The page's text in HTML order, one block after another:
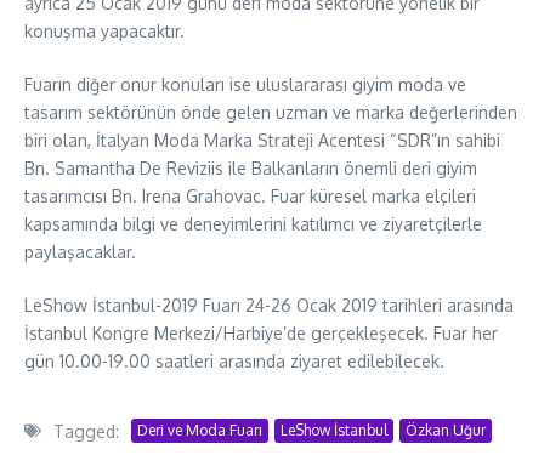
konuşma yapacaktır.
Fuarın diğer onur konuları ise uluslararası giyim moda ve
tasarım sektörünün önde gelen uzman ve marka değerlerinden
biri olan, İtalyan Moda Marka Strateji Acentesi “SDR”ın sahibi
Bn. Samantha De Reviziis ile Balkanların önemli deri giyim
tasarımcısı Bn. Irena Grahovac. Fuar küresel marka elçileri
kapsamında bilgi ve deneyimlerini katılımcı ve ziyaretçilerle
paylaşacaklar.
LeShow İstanbul-2019 Fuarı 24-26 Ocak 2019 tarihleri arasında
İstanbul Kongre Merkezi/Harbiye’de gerçekleşecek. Fuar her
gün 10.00-19.00 saatleri arasında ziyaret edilebilecek.
Tagged: Deri ve Moda Fuarı LeShow İstanbul Özkan Uğur